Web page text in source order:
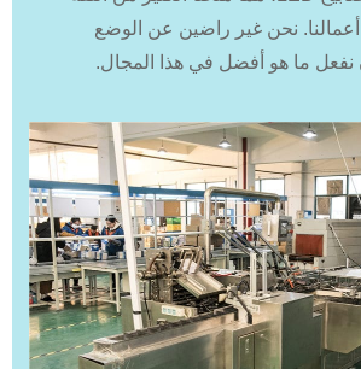
نحن غير راضين عن الوضع
نفعل ما هو أفضل في هذا المجال.